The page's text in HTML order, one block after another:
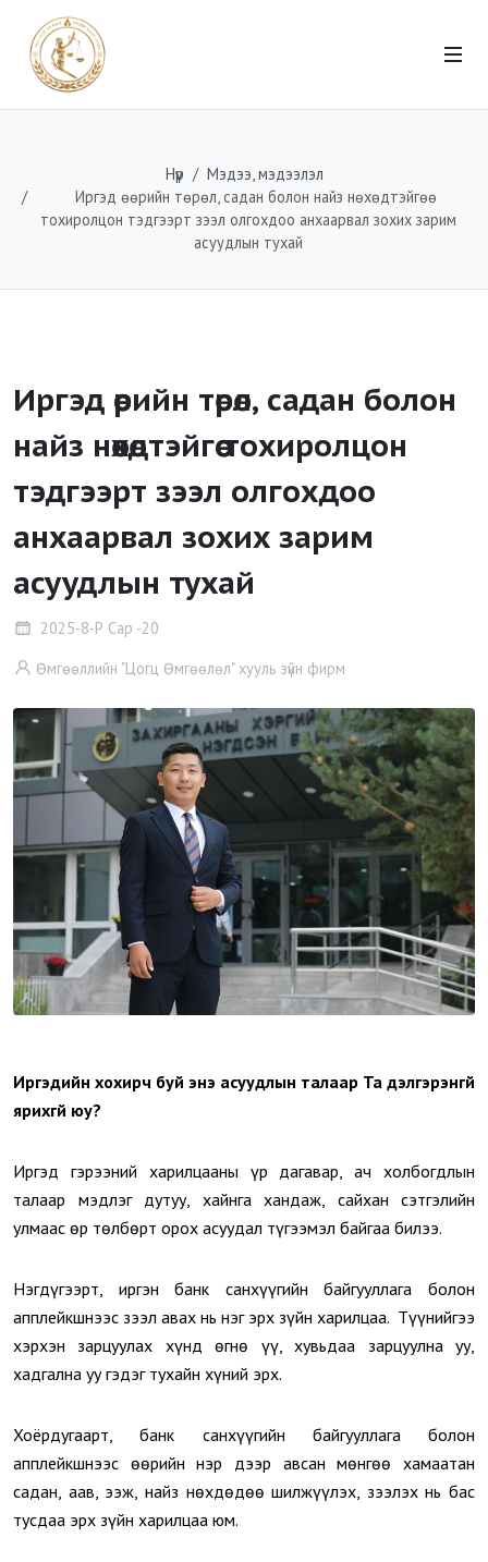
Нүүр
Мэдээ, мэдээлэл
Иргэд өөрийн төрөл, садан болон найз нөхөдтэйгөө
тохиролцон тэдгээрт зээл олгохдоо анхаарвал зохих зарим
асуудлын тухай
Иргэд өөрийн төрөл, садан болон
найз нөхөдтэйгөө тохиролцон
тэдгээрт зээл олгохдоо
анхаарвал зохих зарим
асуудлын тухай
2025-8-Р Сар -20
Өмгөөллийн "Цогц Өмгөөлөл" хууль зүйн фирм
Иргэдийн хохирч буй энэ асуудлын талаар Та дэлгэрэнгүй
ярихгүй юу?
Иргэд гэрээний харилцааны үр дагавар, ач холбогдлын
талаар мэдлэг дутуу, хайнга хандаж, сайхан сэтгэлийн
улмаас өр төлбөрт орох асуудал түгээмэл байгаа билээ.
Нэгдүгээрт, иргэн банк санхүүгийн байгууллага болон
апплейкшнээс зээл авах нь нэг эрх зүйн харилцаа. Түүнийгээ
хэрхэн зарцуулах хүнд өгнө үү, хувьдаа зарцуулна уу,
хадгална уу гэдэг тухайн хүний эрх.
Хоёрдугаарт, банк санхүүгийн байгууллага болон
апплейкшнээс өөрийн нэр дээр авсан мөнгөө хамаатан
садан, аав, ээж, найз нөхдөдөө шилжүүлэх, зээлэх нь бас
тусдаа эрх зүйн харилцаа юм.